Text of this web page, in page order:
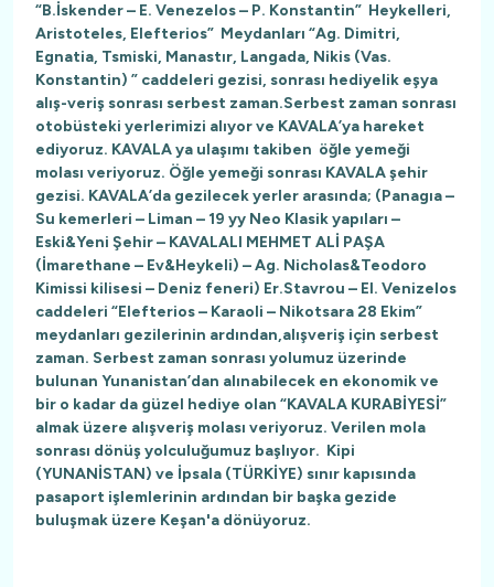
“B.İskender – E. Venezelos – P. Konstantin” Heykelleri,
Aristoteles, Elefterios” Meydanları “Ag. Dimitri,
Egnatia, Tsmiski, Manastır, Langada, Nikis (Vas.
Konstantin) ” caddeleri gezisi, sonrası hediyelik eşya
alış-veriş sonrası serbest zaman.Serbest zaman sonrası
otobüsteki yerlerimizi alıyor ve KAVALA’ya hareket
ediyoruz. KAVALA ya ulaşımı takiben öğle yemeği
molası veriyoruz. Öğle yemeği sonrası KAVALA şehir
gezisi. KAVALA’da gezilecek yerler arasında; (Panagıa –
Su kemerleri – Liman – 19 yy Neo Klasik yapıları –
Eski&Yeni Şehir – KAVALALI MEHMET ALİ PAŞA
(İmarethane – Ev&Heykeli) – Ag. Nicholas&Teodoro
Kimissi kilisesi – Deniz feneri) Er.Stavrou – El. Venizelos
caddeleri “Elefterios – Karaoli – Nikotsara 28 Ekim”
meydanları gezilerinin ardından,alışveriş için serbest
zaman. Serbest zaman sonrası yolumuz üzerinde
bulunan Yunanistan’dan alınabilecek en ekonomik ve
bir o kadar da güzel hediye olan “KAVALA KURABİYESİ”
almak üzere alışveriş molası veriyoruz. Verilen mola
sonrası dönüş yolculuğumuz başlıyor. Kipi
(YUNANİSTAN) ve İpsala (TÜRKİYE) sınır kapısında
pasaport işlemlerinin ardından bir başka gezide
buluşmak üzere Keşan'a dönüyoruz.